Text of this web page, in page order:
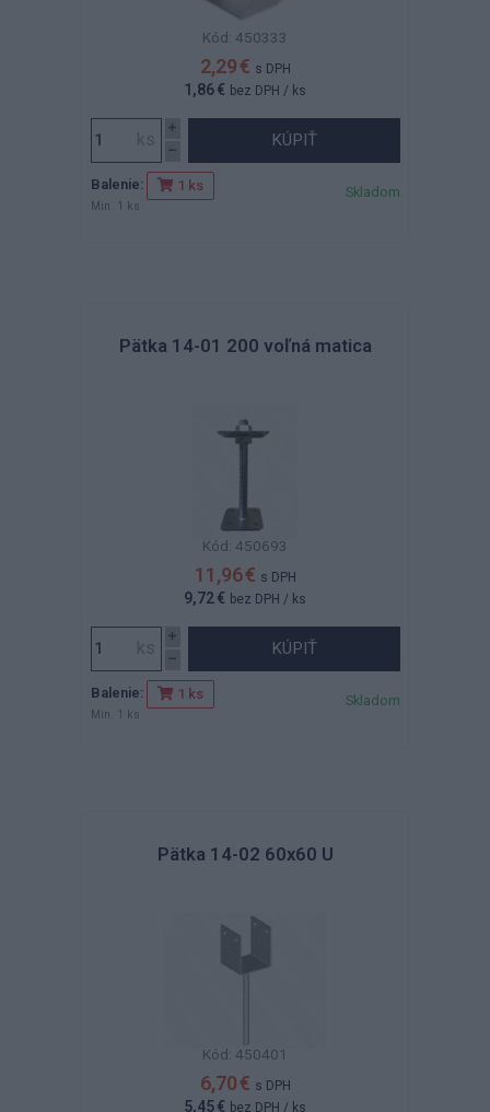
Kód: 450333
2,29 € s DPH
1,86 € bez DPH / ks
KÚPIŤ
Balenie: 1 ks
Min. 1 ks
Skladom
Pätka 14-01 200 voľná matica
Kód: 450693
11,96 € s DPH
9,72 € bez DPH / ks
KÚPIŤ
Balenie: 1 ks
Min. 1 ks
Skladom
Pätka 14-02 60x60 U
Kód: 450401
6,70 € s DPH
5,45 € bez DPH / ks